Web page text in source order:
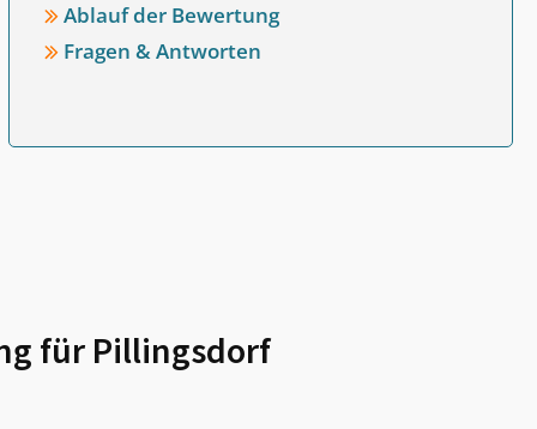
Ablauf der Bewertung
Fragen & Antworten
für Pillingsdorf